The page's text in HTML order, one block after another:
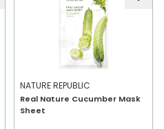
NATURE REPUBLIC
Real Nature Cucumber Mask
Sheet